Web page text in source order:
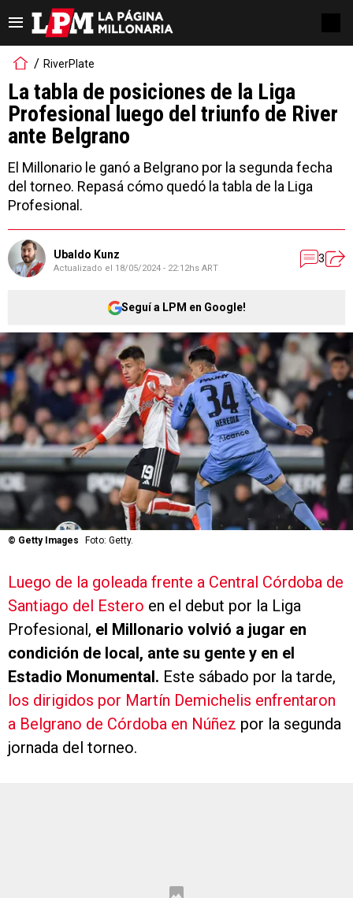
RiverPlate
La tabla de posiciones de la Liga
Profesional luego del triunfo de River
ante Belgrano
El Millonario le ganó a Belgrano por la segunda fecha
del torneo. Repasá cómo quedó la tabla de la Liga
Profesional.
Ubaldo Kunz
Actualizado el 18/05/2024 - 22:12hs ART
3
Seguí a LPM en Google!
© Getty Images Foto: Getty.
Luego de la goleada frente a Central Córdoba de
Santiago del Estero en el debut por la Liga
Profesional, el Millonario volvió a jugar en
condición de local, ante su gente y en el
Estadio Monumental. Este sábado por la tarde,
los dirigidos por Martín Demichelis enfrentaron
a Belgrano de Córdoba en Núñez por la segunda
jornada del torneo.